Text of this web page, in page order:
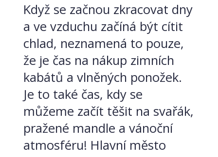
Když se začnou zkracovat dny
a ve vzduchu začíná být cítit
chlad, neznamená to pouze,
že je čas na nákup zimních
kabátů a vlněných ponožek.
Je to také čas, kdy se
můžeme začít těšit na svařák,
pražené mandle a vánoční
atmosféru! Hlavní město